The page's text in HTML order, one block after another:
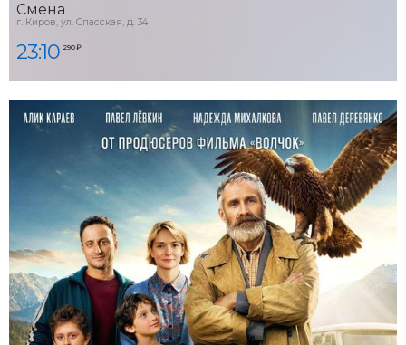
Смена
г. Киров, ул. Спасская, д. 34
23:10 290 ₽